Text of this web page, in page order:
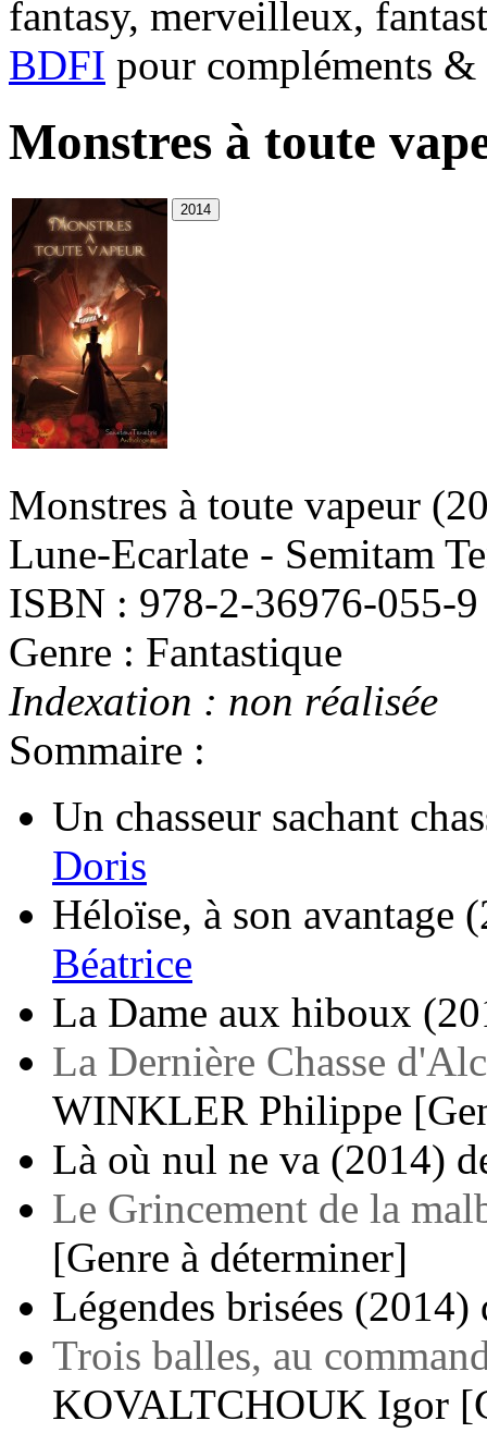
fantasy, merveilleux,
BDFI pour compléments
Monstres à toute
Monstres à toute vapeur
Lune-Ecarlate - Semitam
ISBN : 978-2-36976-055-9
Genre : Fantastique
Indexation : non réalisée
Sommaire :
Un chasseur sachant
Doris
Héloïse, à son avantage
Béatrice
La Dame aux hiboux
La Dernière Chasse
WINKLER Philippe
Là où nul ne va (2014)
Le Grincement de la
[Genre à déterminer]
Légendes brisées (2014)
Trois balles, au
KOVALTCHOUK Igor